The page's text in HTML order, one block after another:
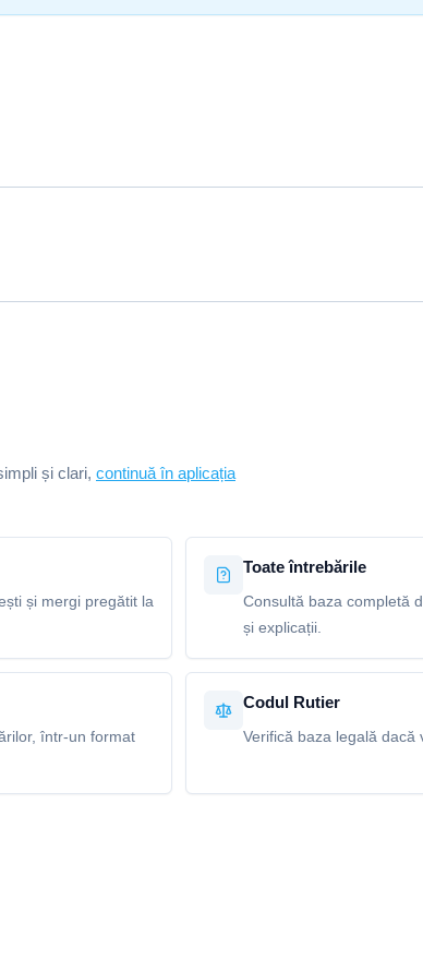
și clari, continuă în aplicația
și mergi pregătit la
Toate întrebările
Consultă baza completă
și explicații.
într-un format
Codul Rutier
Verifică baza legală dacă